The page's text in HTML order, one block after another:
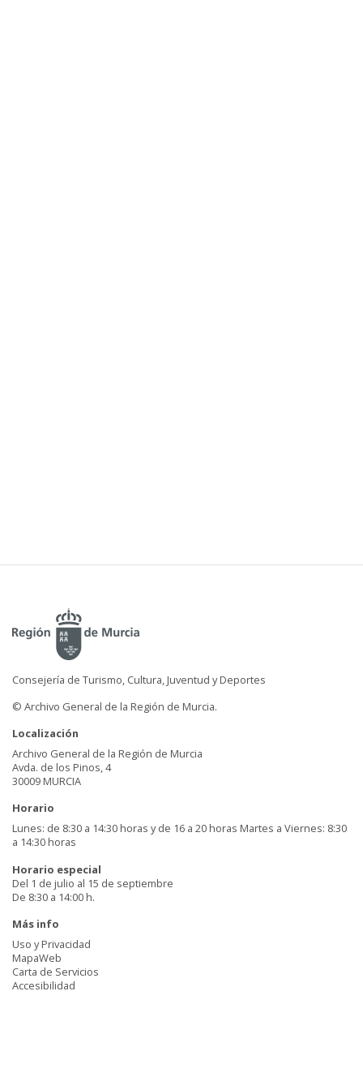
Consejería de Turismo, Cultura, Juventud y Deportes
© Archivo General de la Región de Murcia.
Localización
Archivo General de la Región de Murcia
Avda. de los Pinos, 4
30009 MURCIA
Horario
Lunes: de 8:30 a 14:30 horas y de 16 a 20 horas Martes a Viernes: 8:30
a 14:30 horas
Horario especial
Del 1 de julio al 15 de septiembre
De 8:30 a 14:00 h.
Más info
Uso y Privacidad
MapaWeb
Carta de Servicios
Accesibilidad